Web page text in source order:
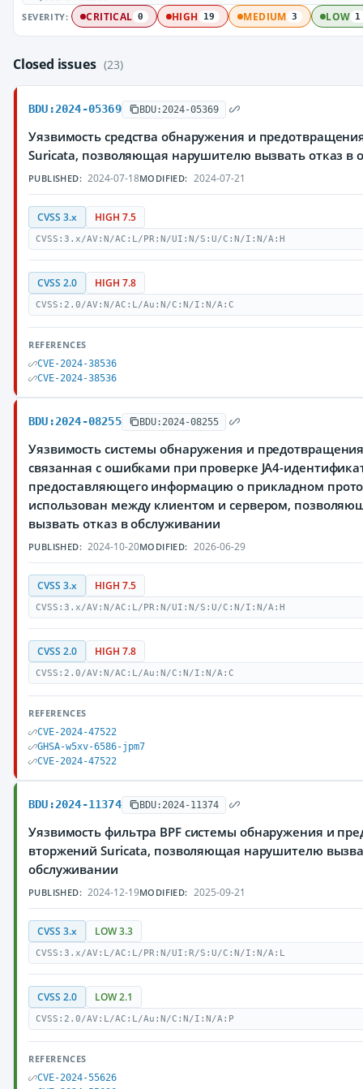
SEVERITY: CRITICAL 0 HIGH 19 MEDIUM 3 LOW 1
Closed issues (23)
BDU:2024-05369 BDU:2024-05369
Уязвимость средства обнаружения и
Suricata, позволяющая нарушителю вызвать отказ в
PUBLISHED: 2024-07-18MODIFIED: 2024-07-21
CVSS 3.x HIGH 7.5
CVSS:3.x/AV:N/AC:L/PR:N/UI:N/S:U/C:N/I:N/A:H
CVSS 2.0 HIGH 7.8
CVSS:2.0/AV:N/AC:L/Au:N/C:N/I:N/A:C
REFERENCES
CVE-2024-38536
CVE-2024-38536
BDU:2024-08255 BDU:2024-08255
Уязвимость системы обнаружения и
связанная с ошибками при проверке JA4-
предоставляющего информацию о прикладном
использован между клиентом и сервером,
вызвать отказ в обслуживании
PUBLISHED: 2024-10-20MODIFIED: 2026-06-29
CVSS 3.x HIGH 7.5
CVSS:3.x/AV:N/AC:L/PR:N/UI:N/S:U/C:N/I:N/A:H
CVSS 2.0 HIGH 7.8
CVSS:2.0/AV:N/AC:L/Au:N/C:N/I:N/A:C
REFERENCES
CVE-2024-47522
GHSA-w5xv-6586-jpm7
CVE-2024-47522
BDU:2024-11374 BDU:2024-11374
Уязвимость фильтра BPF системы обнаружения и
вторжений Suricata, позволяющая нарушителю
обслуживании
PUBLISHED: 2024-12-19MODIFIED: 2025-09-21
CVSS 3.x LOW 3.3
CVSS:3.x/AV:L/AC:L/PR:N/UI:R/S:U/C:N/I:N/A:L
CVSS 2.0 LOW 2.1
CVSS:2.0/AV:L/AC:L/Au:N/C:N/I:N/A:P
REFERENCES
CVE-2024-55626